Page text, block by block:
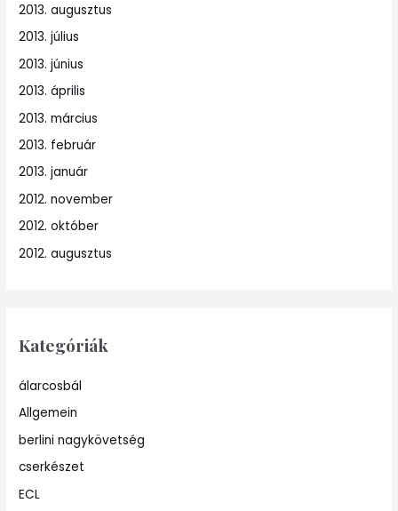
2013. augusztus
2013. július
2013. június
2013. április
2013. március
2013. február
2013. január
2012. november
2012. október
2012. augusztus
Kategóriák
álarcosbál
Allgemein
berlini nagykövetség
cserkészet
ECL